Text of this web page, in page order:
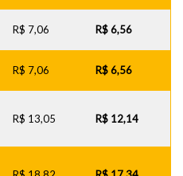
R$ 7,06 R$ 6,56
R$ 7,06 R$ 6,56
R$ 13,05 R$ 12,14